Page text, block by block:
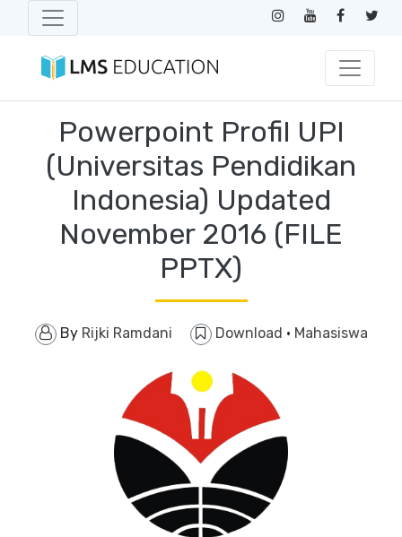
Powerpoint Profil UPI
(Universitas Pendidikan
Indonesia) Updated
November 2016 (FILE
PPTX)
By Rijki Ramdani Download · Mahasiswa